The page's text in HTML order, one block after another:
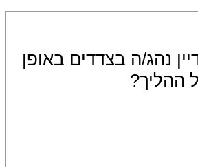
נהג/ה בצדדים באופן
ההליך?